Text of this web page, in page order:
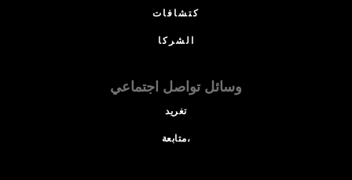
كتشافات
الشركا
وسائل تواصل اجتماعي
تغريد
متابعة،